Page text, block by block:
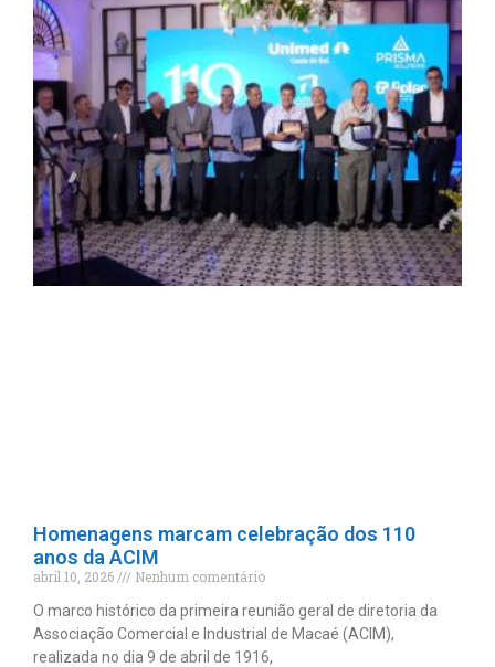
Homenagens marcam celebração dos 110
anos da ACIM
abril 10, 2026
Nenhum comentário
O marco histórico da primeira reunião geral de diretoria da
Associação Comercial e Industrial de Macaé (ACIM),
realizada no dia 9 de abril de 1916,